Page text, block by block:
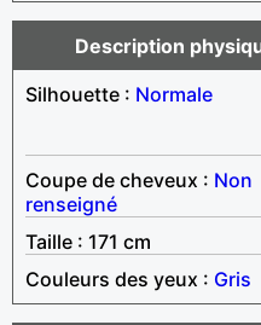
Description
Silhouette : Normale
Coupe de cheveux : Non
renseigné
Taille : 171 cm
Couleurs des yeux : Gris